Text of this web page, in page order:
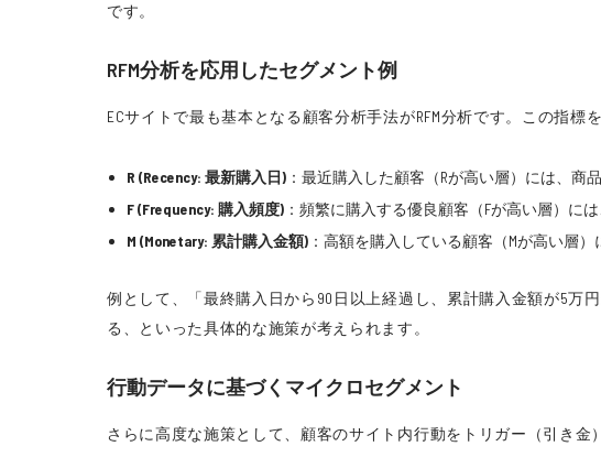
です。
RFM分析を応用したセグメント例
ECサイトで最も基本となる顧客分析手法がRFM分析です。この指
R (Recency: 最新購入日)：最近購入した顧客（Rが高い層）には、商
F (Frequency: 購入頻度)：頻繁に購入する優良顧客（Fが高い層）には
M (Monetary: 累計購入金額)：高額を購入している顧客（Mが高い層
例として、「最終購入日から90日以上経過し、累計購入金額が5万
る、といった具体的な施策が考えられます。
行動データに基づくマイクロセグメント
さらに高度な施策として、顧客のサイト内行動をトリガー（引き金